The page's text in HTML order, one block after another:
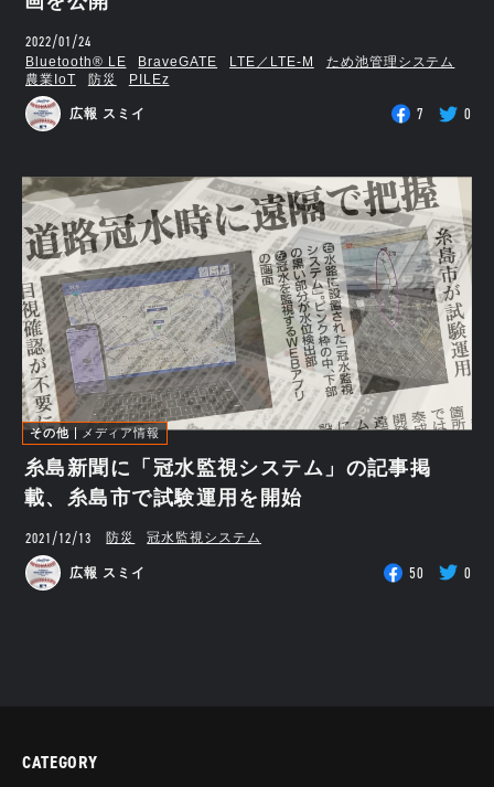
2022/01/24
Bluetooth®︎ LE BraveGATE LTE／LTE-M
ため池管理システム
農業IoT
防災 PILEz
広報 スミイ 7 0
その他 メディア情報
糸島新聞に「冠水監視システム」の記事掲
載、糸島市で試験運用を開始
2021/12/13 防災 冠水監視システム
広報 スミイ 50 0
CATEGORY